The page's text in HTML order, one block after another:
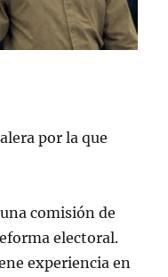
por la que
comisión de
electoral.
experiencia en